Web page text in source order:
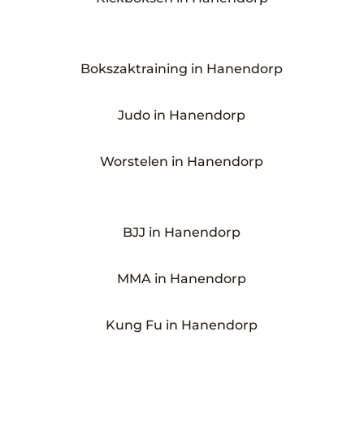
Bokszaktraining in Hanendorp
Judo in Hanendorp
Worstelen in Hanendorp
BJJ in Hanendorp
MMA in Hanendorp
Kung Fu in Hanendorp